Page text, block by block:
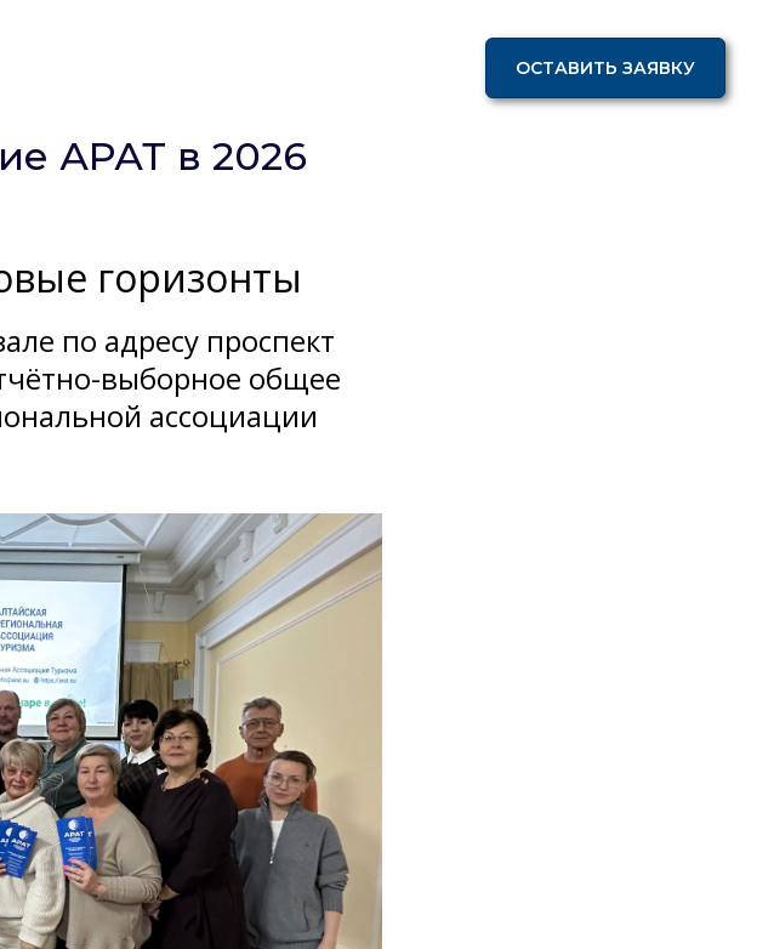
ОСТАВИТЬ ЗАЯВКУ
АРАТ в 2026
горизонты
по адресу проспект
выборное общее
ассоциации